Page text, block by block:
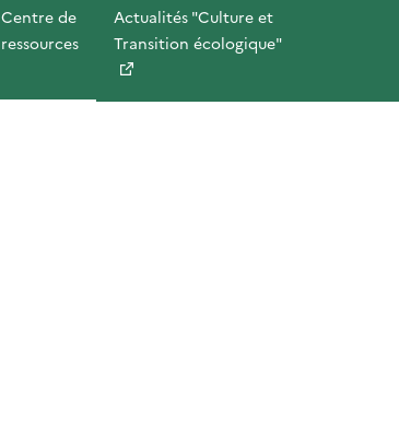
Centre de
ressources
Actualités "Culture et
Transition écologique"